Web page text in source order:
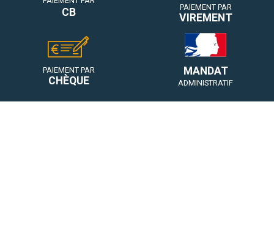
CB PAIEMENT PAR
VIREMENT
PAIEMENT PAR
CHÈQUE
MANDAT
ADMINISTRATIF